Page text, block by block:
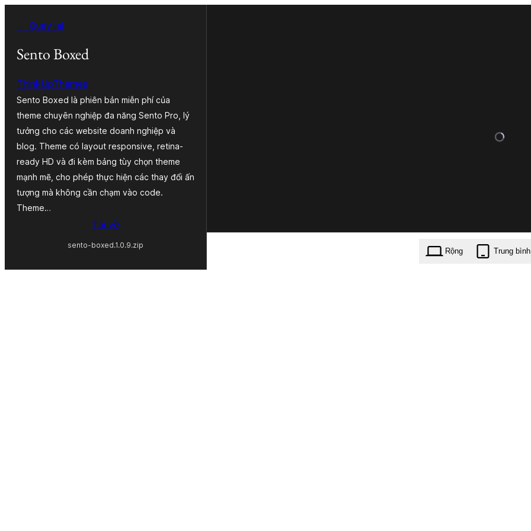
đến
phần
dung
← Quay lại
Sento Boxed
ThinkUpThemes
Sento Boxed là phiên bản miễn phí của
theme chuyên nghiệp đa năng Sento Pro, lý
tưởng cho các website doanh nghiệp và
blog. Theme có layout responsive, retina-
ready HD và đi kèm bảng tùy chọn theme
mạnh mẽ, cho phép thực hiện các thay đổi ấn
tượng mà không cần chạm vào code.
Theme…
Tải về
sento-boxed.1.0.9.zip
Rộng Trung bình